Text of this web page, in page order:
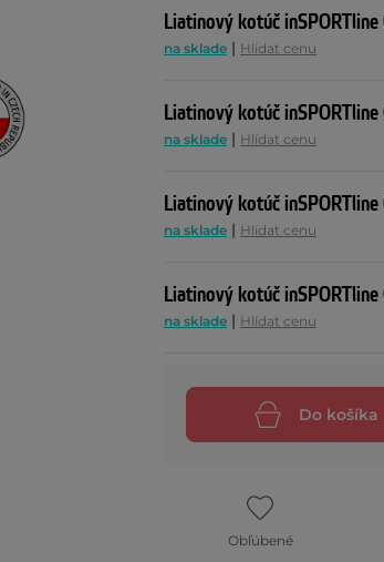
Liatinový kotúč inSPORTline
na sklade | Hlídat cenu
Liatinový kotúč inSPORTline
na sklade | Hlídat cenu
Liatinový kotúč inSPORTline
na sklade | Hlídat cenu
Liatinový kotúč inSPORTline
na sklade | Hlídat cenu
Do košíka
Obľúbené